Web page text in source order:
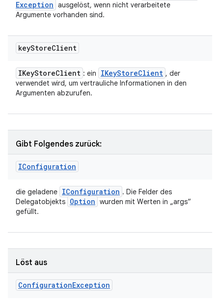
Exception ausgelöst, wenn nicht verarbeitete
Argumente vorhanden sind.
keyStoreClient
IKeyStoreClient : ein IKeyStoreClient , der
verwendet wird, um vertrauliche Informationen in den
Argumenten abzurufen.
Gibt Folgendes zurück:
IConfiguration
die geladene IConfiguration . Die Felder des
Delegatobjekts Option wurden mit Werten in „args“
gefüllt.
Löst aus
ConfigurationException